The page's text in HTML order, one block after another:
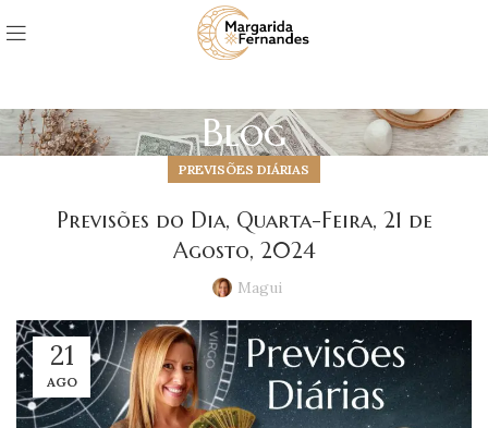
Blog
PREVISÕES DIÁRIAS
Previsões do Dia, Quarta-Feira, 21 de
Agosto, 2024
Magui
21
AGO